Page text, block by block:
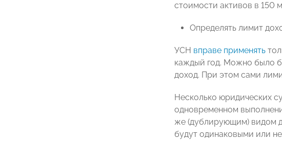
стоимости активов в 150
Определять лимит
УСН вправе применять
каждый год. Можно было
доход. При этом сами
Несколько юридических
одновременном
же (дублирующим) видом
будут одинаковыми или